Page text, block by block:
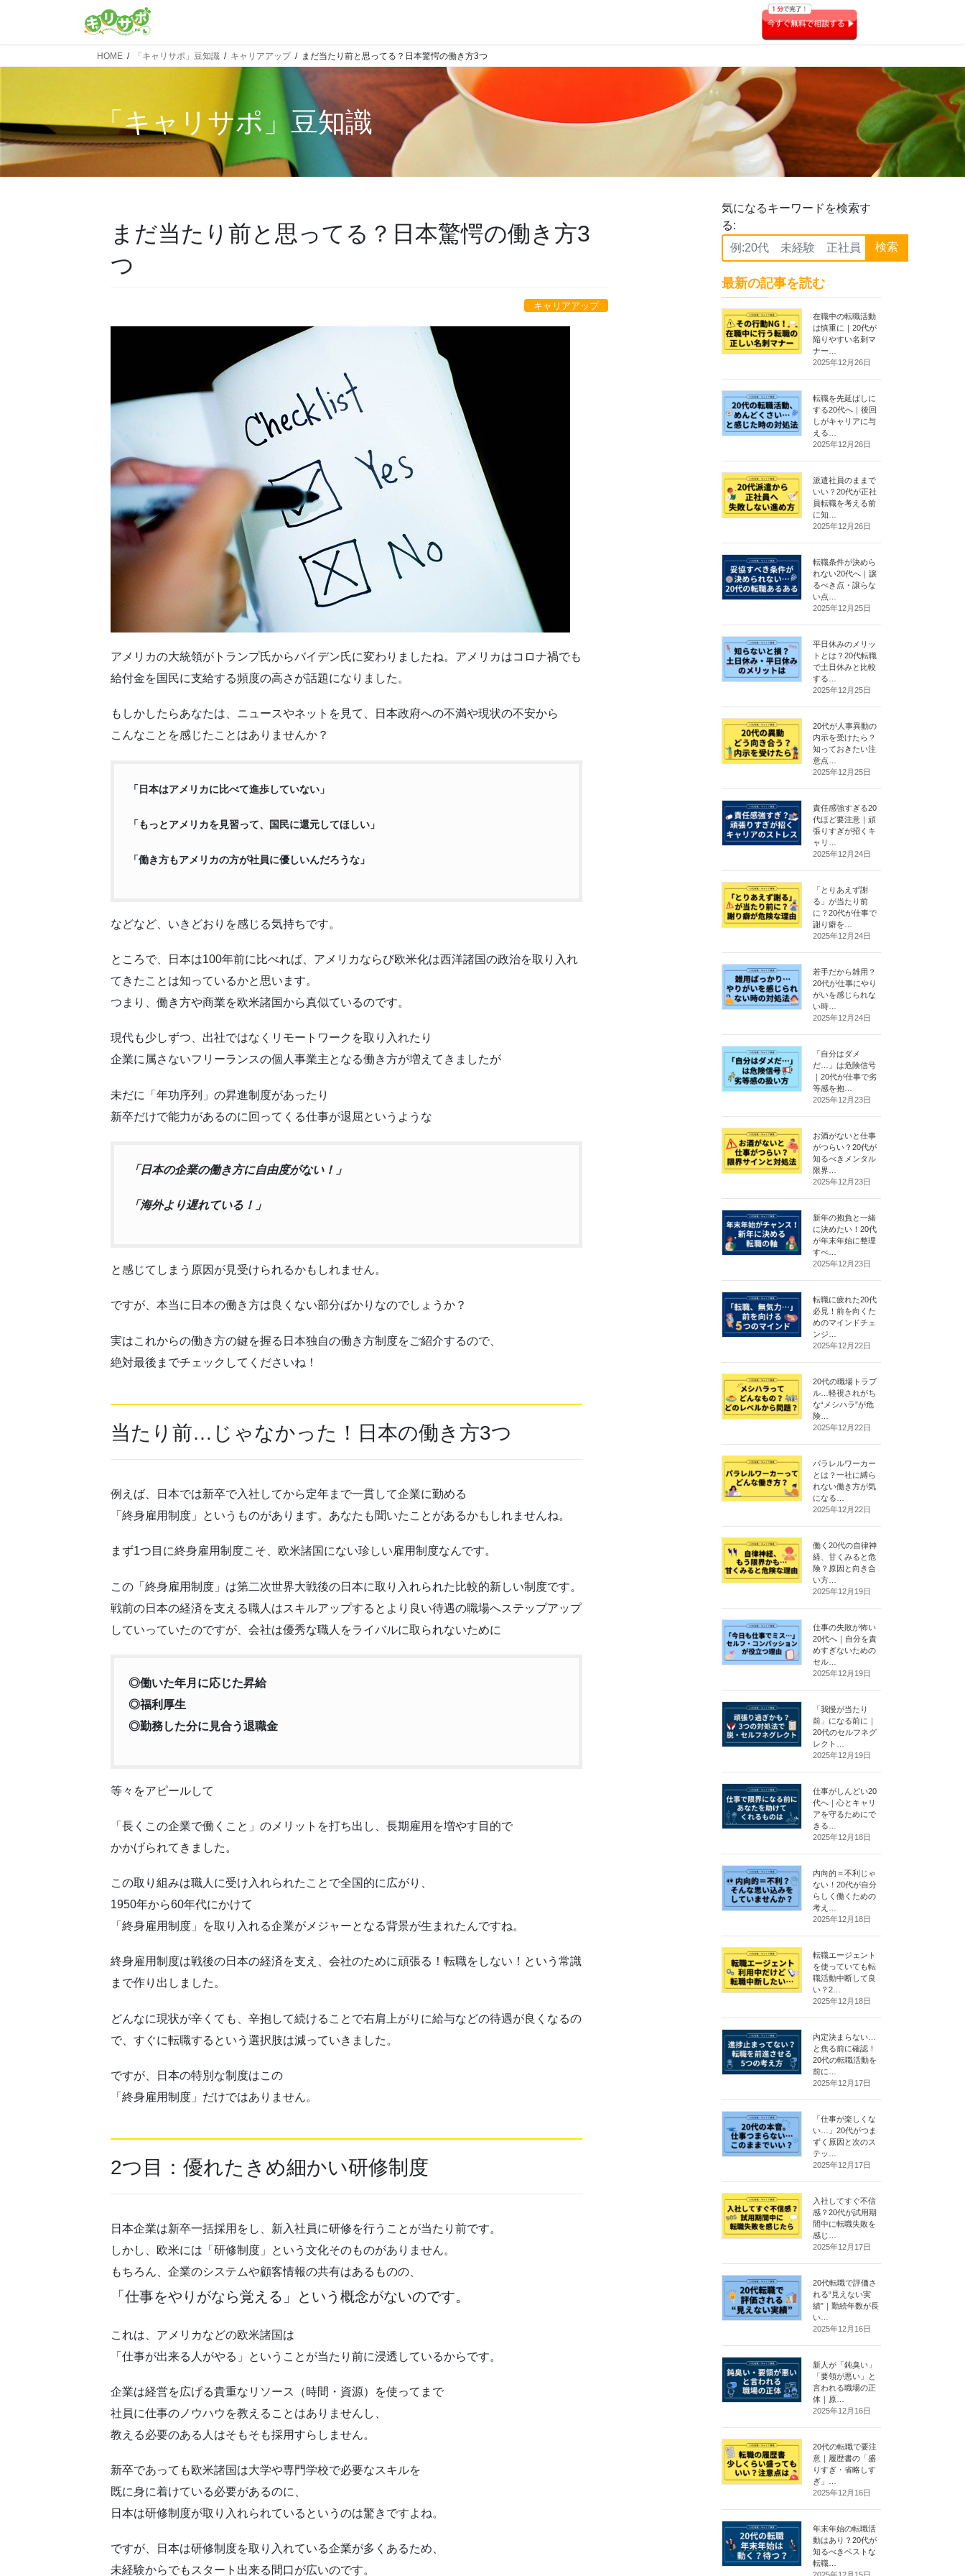
HOME 「キャリサポ」豆知識 キャリアアップ まだ当たり前と思ってる？日本驚愕の働き方3つ
「キャリサポ 」豆知識
まだ当たり前と思ってる？日本驚愕の働き方3
つ
キャリアアップ
アメリカの大統領がトランプ氏からバイデン氏に変わりましたね。アメリカはコロナ禍でも
給付金を国民に支給する頻度の高さが話題になりました。
もしかしたらあなたは、ニュースやネットを見て、日本政府への不満や現状の不安から
こんなことを感じたことはありませんか？
「日本はアメリカに比べて進歩していない」
「もっとアメリカを見習って、国民に還元してほしい」
「働き方もアメリカの方が社員に優しいんだろうな」
などなど、いきどおりを感じる気持ちです。
ところで、日本は100年前に比べれば、アメリカならび欧米化は西洋諸国の政治を取り入れ
てきたことは知っているかと思います。
つまり、働き方や商業を欧米諸国から真似ているのです。
現代も少しずつ、出社ではなくリモートワークを取り入れたり
企業に属さないフリーランスの個人事業主となる働き方が増えてきましたが
未だに「年功序列」の昇進制度があったり
新卒だけで能力があるのに回ってくる仕事が退屈というような
「日本の企業の働き方に自由度がない！」
「海外より遅れている！」
と感じてしまう原因が見受けられるかもしれません。
ですが、本当に日本の働き方は良くない部分ばかりなのでしょうか？
実はこれからの働き方の鍵を握る日本独自の働き方制度をご紹介するので、
絶対最後までチェックしてくださいね！
当たり前…じゃなかった！日本の働き方3つ
例えば、日本では新卒で入社してから定年まで一貫して企業に勤める
「終身雇用制度」というものがあります。あなたも聞いたことがあるかもしれませんね。
まず1つ目に終身雇用制度こそ、欧米諸国にない珍しい雇用制度なんです。
この「終身雇用制度」は第二次世界大戦後の日本に取り入れられた比較的新しい制度です。
戦前の日本の経済を支える職人はスキルアップするとより良い待遇の職場へステップアップ
していっていたのですが、会社は優秀な職人をライバルに取られないために
◎働いた年月に応じた昇給
◎福利厚生
◎勤務した分に見合う退職金
等々をアピールして
「長くこの企業で働くこと」のメリットを打ち出し、長期 雇用 を増やす目的で
かかげられてきました。
この取り組みは職人に受け入れられたことで全国的に広がり、
1950年から60年代にかけて
「終身雇用制度」を取り入れる企業がメジャーとなる背景が生まれたんですね。
終身雇用制度は戦後の日本の経済を支え、会社のために頑張る！転職をしない！という常識
まで作り出しました。
どんなに現状が辛くても、辛抱して続けることで右肩上がりに給与などの待遇が良くなるの
で、すぐに転職するという選択肢は減っていきました。
ですが、日本の特別な制度はこの
「終身雇用制度」だけではありません。
2つ目：優れたきめ細かい研修制度
日本企業は新卒一括採用をし、新入社員に研修を行うことが当たり前です。
しかし、欧米には「研修制度」という文化そのものがありません。
もちろん、企業のシステムや顧客情報の共有はあるものの、
「仕事をやりがなら覚える」という概念がないのです。
これは、アメリカなどの欧米諸国は
「仕事が出来る人がやる」ということが当たり前に浸透しているからです。
企業は経営を広げる貴重なリソース（時間・資源）を使ってまで
社員に仕事のノウハウを教えることはありませんし、
教える必要のある人はそもそも採用すらしません。
新卒であっても欧米諸国は大学や専門学校で必要なスキルを
既に身に着けている必要があるのに、
日本は研修制度が取り入れられているというのは驚きですよね。
ですが、日本は研修制度を取り入れている企業が多くあるため、
未経験からでもスタート出来る間口が広いのです。
気になるキーワードを検索す
る:
検索
最新の記事を読む
在職中の転職活動
は慎重に｜20代が
陥りやすい名刺マ
ナー…
2025年12月26日
転職を先延ばしに
する20代へ｜後回
しがキャリアに与
える…
2025年12月26日
派遣社員のままで
いい？20代が正社
員転職を考える前
に知…
2025年12月26日
転職条件が決めら
れない20代へ｜譲
るべき点・譲らな
い点…
2025年12月25日
平日休みのメリッ
トとは？20代転職
で土日休みと比較
する…
2025年12月25日
20代が人事異動の
内示を受けたら？
知っておきたい注
意点…
2025年12月25日
責任感強すぎる20
代ほど要注意｜頑
張りすぎが招くキ
ャリ…
2025年12月24日
「とりあえず謝
る」が当たり前
に？20代が仕事で
謝り癖を…
2025年12月24日
若手だから雑用？
20代が仕事にやり
がいを感じられな
い時…
2025年12月24日
「自分はダメ
だ…」は危険信号
｜20代が仕事で劣
等感を抱…
2025年12月23日
お酒がないと仕事
がつらい？20代が
知るべきメンタル
限界…
2025年12月23日
新年の抱負と一緒
に決めたい！20代
が年末年始に整理
すべ…
2025年12月23日
転職に疲れた20代
必見！前を向くた
めのマインドチェ
ンジ…
2025年12月22日
20代の職場トラブ
ル…軽視されがち
な“メシハラ”が危
険…
2025年12月22日
パラレルワーカー
とは？一社に縛ら
れない働き方が気
になる…
2025年12月22日
働く20代の自律神
経、甘くみると危
険？原因と向き合
い方…
2025年12月19日
仕事の失敗が怖い
20代へ｜自分を責
めすぎないための
セル…
2025年12月19日
「我慢が当たり
前」になる前に｜
20代のセルフネグ
レクト…
2025年12月19日
仕事がしんどい20
代へ｜心とキャリ
アを守るためにで
きる…
2025年12月18日
内向的＝不利じゃ
ない！20代が自分
らしく働くための
考え…
2025年12月18日
転職エージェント
を使っていても転
職活動中断して良
い？2…
2025年12月18日
内定決まらない…
と焦る前に確認！
20代の転職活動を
前に…
2025年12月17日
「仕事が楽しくな
い…」20代がつま
ずく原因と次のス
テッ…
2025年12月17日
入社してすぐ不信
感？20代が試用期
間中に転職失敗を
感じ…
2025年12月17日
20代転職で評価さ
れる“見えない実
績”｜勤続年数が長
い…
2025年12月16日
新人が「鈍臭い」
「要領が悪い」と
言われる職場の正
体｜原…
2025年12月16日
20代の転職で要注
意｜履歴書の「盛
りすぎ・省略しす
ぎ」…
2025年12月16日
年末年始の転職活
動はあり？20代が
知るべきベストな
転職…